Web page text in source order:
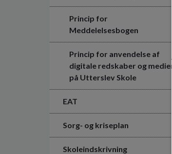
Princip for
Meddelelsesbogen
Princip for anvendelse af
digitale redskaber og medier
på Utterslev Skole
EAT
Sorg- og kriseplan
Skoleindskrivning